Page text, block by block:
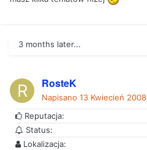
3 months later...
RosteK
Napisano 13 Kwiecień 2008
Reputacja:
Status:
Lokalizacja: